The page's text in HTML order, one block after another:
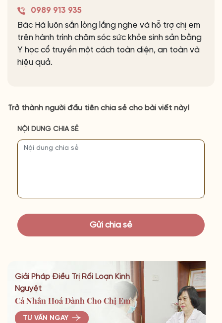
0989 913 935
Bác Hà luôn sẵn lòng lắng nghe và hỗ trợ chị em
trên hành trình chăm sóc sức khỏe sinh sản bằng
Y học cổ truyền một cách toàn diện, an toàn và
hiệu quả.
Trở thành người đầu tiên chia sẻ cho bài viết này!
NỘI DUNG CHIA SẺ
Giải Pháp Điều Trị Rối Loạn Kinh
Nguyệt
Cá Nhân Hoá Dành Cho Chị Em
TƯ VẤN NGAY